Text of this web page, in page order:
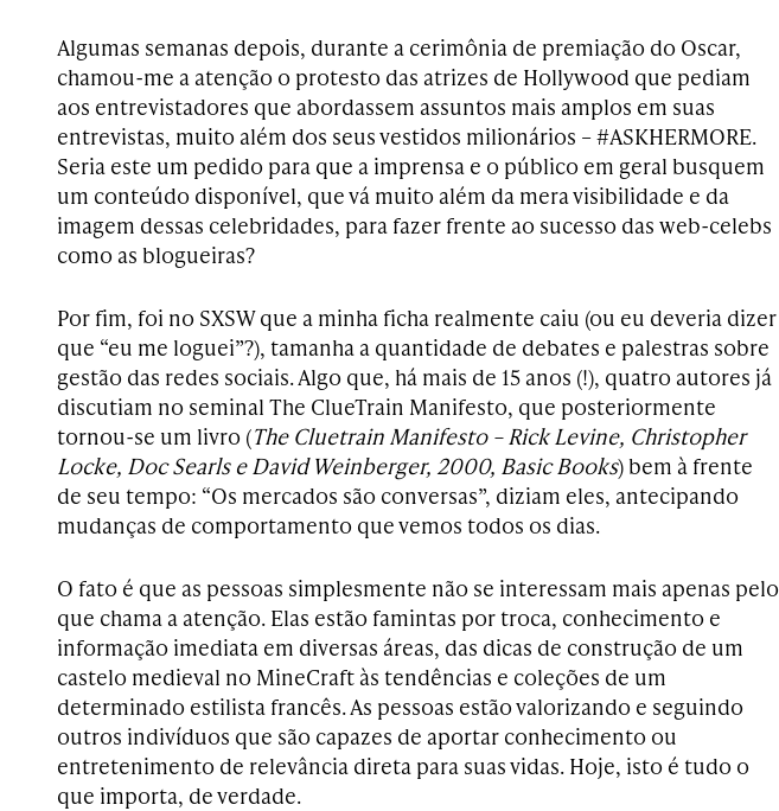
Algumas semanas depois, durante a cerimônia de premiação do Oscar,
chamou-me a atenção o protesto das atrizes de Hollywood que pediam
aos entrevistadores que abordassem assuntos mais amplos em suas
entrevistas, muito além dos seus vestidos milionários – #ASKHERMORE.
Seria este um pedido para que a imprensa e o público em geral busquem
um conteúdo disponível, que vá muito além da mera visibilidade e da
imagem dessas celebridades, para fazer frente ao sucesso das web-celebs
como as blogueiras?
Por fim, foi no SXSW que a minha ficha realmente caiu (ou eu deveria dizer
que “eu me loguei”?), tamanha a quantidade de debates e palestras sobre
gestão das redes sociais. Algo que, há mais de 15 anos (!), quatro autores já
discutiam no seminal The ClueTrain Manifesto, que posteriormente
tornou-se um livro (The Cluetrain Manifesto – Rick Levine, Christopher
Locke, Doc Searls e David Weinberger, 2000, Basic Books) bem à frente
de seu tempo: “Os mercados são conversas”, diziam eles, antecipando
mudanças de comportamento que vemos todos os dias.
O fato é que as pessoas simplesmente não se interessam mais apenas pelo
que chama a atenção. Elas estão famintas por troca, conhecimento e
informação imediata em diversas áreas, das dicas de construção de um
castelo medieval no MineCraft às tendências e coleções de um
determinado estilista francês. As pessoas estão valorizando e seguindo
outros indivíduos que são capazes de aportar conhecimento ou
entretenimento de relevância direta para suas vidas. Hoje, isto é tudo o
que importa, de verdade.